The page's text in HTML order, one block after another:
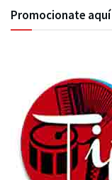
Promocionate aquí